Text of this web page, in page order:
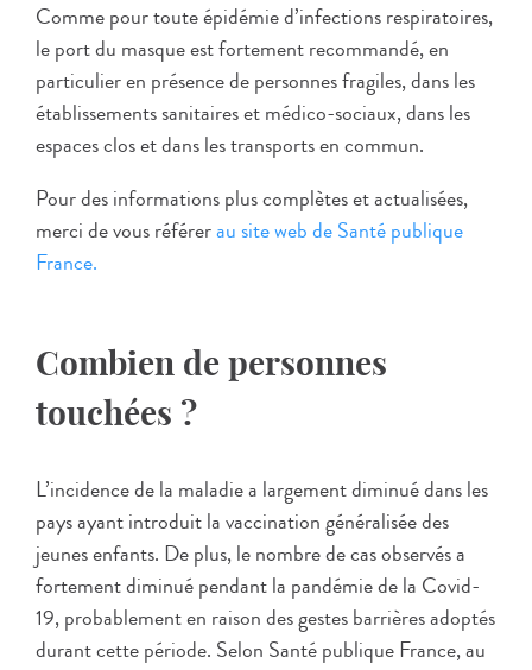
Comme pour toute épidémie d’infections respiratoires,
le port du masque est fortement recommandé, en
particulier en présence de personnes fragiles, dans les
établissements sanitaires et médico-sociaux, dans les
espaces clos et dans les transports en commun.
Pour des informations plus complètes et actualisées,
merci de vous référerau site web deSanté publique
France.
Combien de personnes
touchées ?
L’incidence de la maladie a largement diminué dans les
pays ayant introduit la vaccination généralisée des
jeunes enfants. De plus, le nombre de cas observés a
fortement diminué pendant la pandémie de la Covid-
19, probablement en raison des gestes barrières adoptés
durant cette période. Selon Santé publique France, au